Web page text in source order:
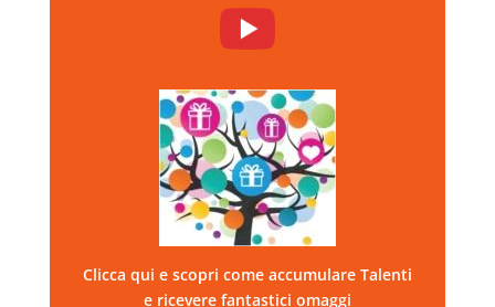
Clicca qui e scopri come accumulare Talenti
e ricevere fantastici omaggi